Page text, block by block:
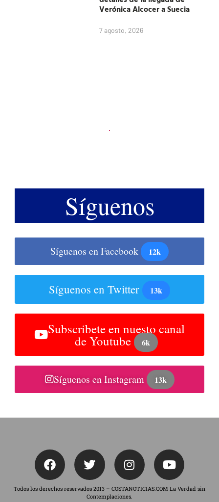
Verónica Alcocer a Suecia
7 agosto, 2026
Síguenos
Síguenos en Facebook 12k
Síguenos en Twitter 13k
Subscribete en nuesto canal
de Youtube 6k
Síguenos en Instagram 13k
Todos los derechos reservados 2013 – COSTANOTICIAS.COM La Verdad sin
Contemplaciones.